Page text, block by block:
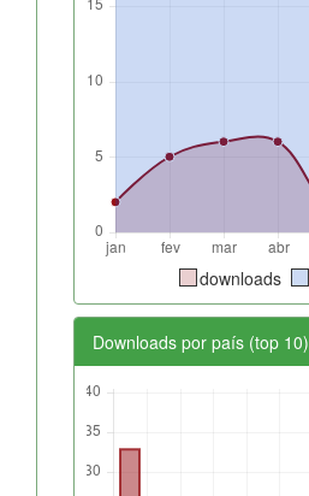
downloads
Downloads por país (top 10)